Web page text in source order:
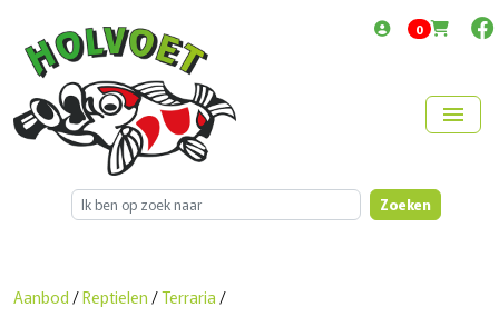
0items in cart
menu
Zoeken
Aanbod /Reptielen /Terraria /